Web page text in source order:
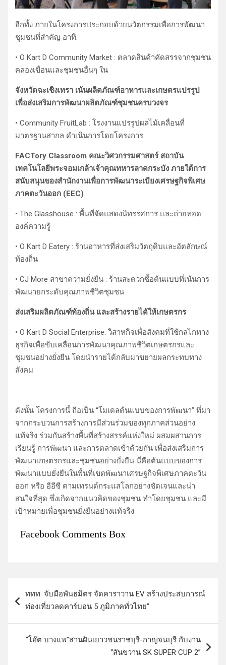
อีกทั้ง ภายในโครงการประกอบด้วยนวัตกรรมเพื่อการพัฒนา
ชุมชนที่สำคัญ อาทิ:
• O Kart D Community Market : ตลาดสินค้าคัดสรรจากชุมชน
คลองเขื่อนและชุมชนอื่นๆ ใน
จังหวัดฉะเชิงเทรา เน้นผลิตภัณฑ์อาหารและเกษตรแปรรูป
เพื่อส่งเสริมการพัฒนาผลิตภัณฑ์ชุมชนครบวงจร
• Community FruitLab : โรงงานแปรรูปผลไม้เคลื่อนที่
มาตรฐานสากล ดำเนินการโดยโครงการ
FACTory Classroom คณะวิศวกรรมศาสตร์ สถาบัน
เทคโนโลยีพระจอมเกล้าเจ้าคุณทหารลาดกระบัง ภายใต้การ
สนับสนุนของสำนักงานเพื่อการพัฒนาระเบียงเศรษฐกิจพิเศษ
ภาคตะวันออก (EEC)
• The Glasshouse : พื้นที่จัดแสดงนิทรรศการ และถ่ายทอด
องค์ความรู้
• O Kart D Eatery : ร้านอาหารที่ส่งเสริมวัตถุดิบและอัตลักษณ์
ท้องถิ่น
• CJ More สาขาความยั่งยืน : ร้านสะดวกซื้อต้นแบบที่เน้นการ
พัฒนายกระดับคุณภาพชีวิตชุมชน
ส่งเสริมผลิตภัณฑ์ท้องถิ่น และสร้างรายได้ให้เกษตรกร
• O Kart D Social Enterprise: วิสาหกิจเพื่อสังคมที่ใช้กลไกทาง
ธุรกิจเพื่อขับเคลื่อนการพัฒนาคุณภาพชีวิตเกษตรกรและ
ชุมชนอย่างยั่งยืน โดยนำรายได้กลับมาขยายผลกระทบทาง
สังคม
ดังนั้น โครงการนี้ ถือเป็น “โมเดลต้นแบบของการพัฒนา” ที่มา
จากกระบวนการสร้างการมีส่วนร่วมของทุกภาคส่วนอย่าง
แท้จริง ร่วมกันสร้างพื้นที่สร้างสรรค์แห่งใหม่ ผสมผสานการ
เรียนรู้ การพัฒนา และการตลาดเข้าด้วยกัน เพื่อส่งเสริมการ
พัฒนาเกษตรกรและชุมชนอย่างยั่งยืน นี่คือต้นแบบของการ
พัฒนาแบบยั่งยืนในพื้นที่เขตพัฒนาเศรษฐกิจพิเศษภาคตะวัน
ออก หรือ อีอีซี ตามเทรนด์กระแสโลกอย่างชัดเจนและน่า
สนใจที่สุด ซึ่งเกิดจากแนวคิดของชุมชน ทำโดยชุมชน และมี
เป้าหมายเพื่อชุมชนยั่งยืนอย่างแท้จริง
Facebook Comments Box
น
ททท. จับมือพันธมิตร จัดคาราวาน EV สร้างประสบการณ์
ท่องเที่ยวลดคาร์บอน 5 ภูมิภาคทั่วไทย”
“โอ๊ต บางแพ”สานฝันเยาวชนราชบุรี-กาญจนบุรี กับงาน
“สันขวาน SK SUPER CUP 2”